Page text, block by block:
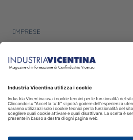
IMPRESE
dentistico del futuro
intelligenti per il settore dentale.